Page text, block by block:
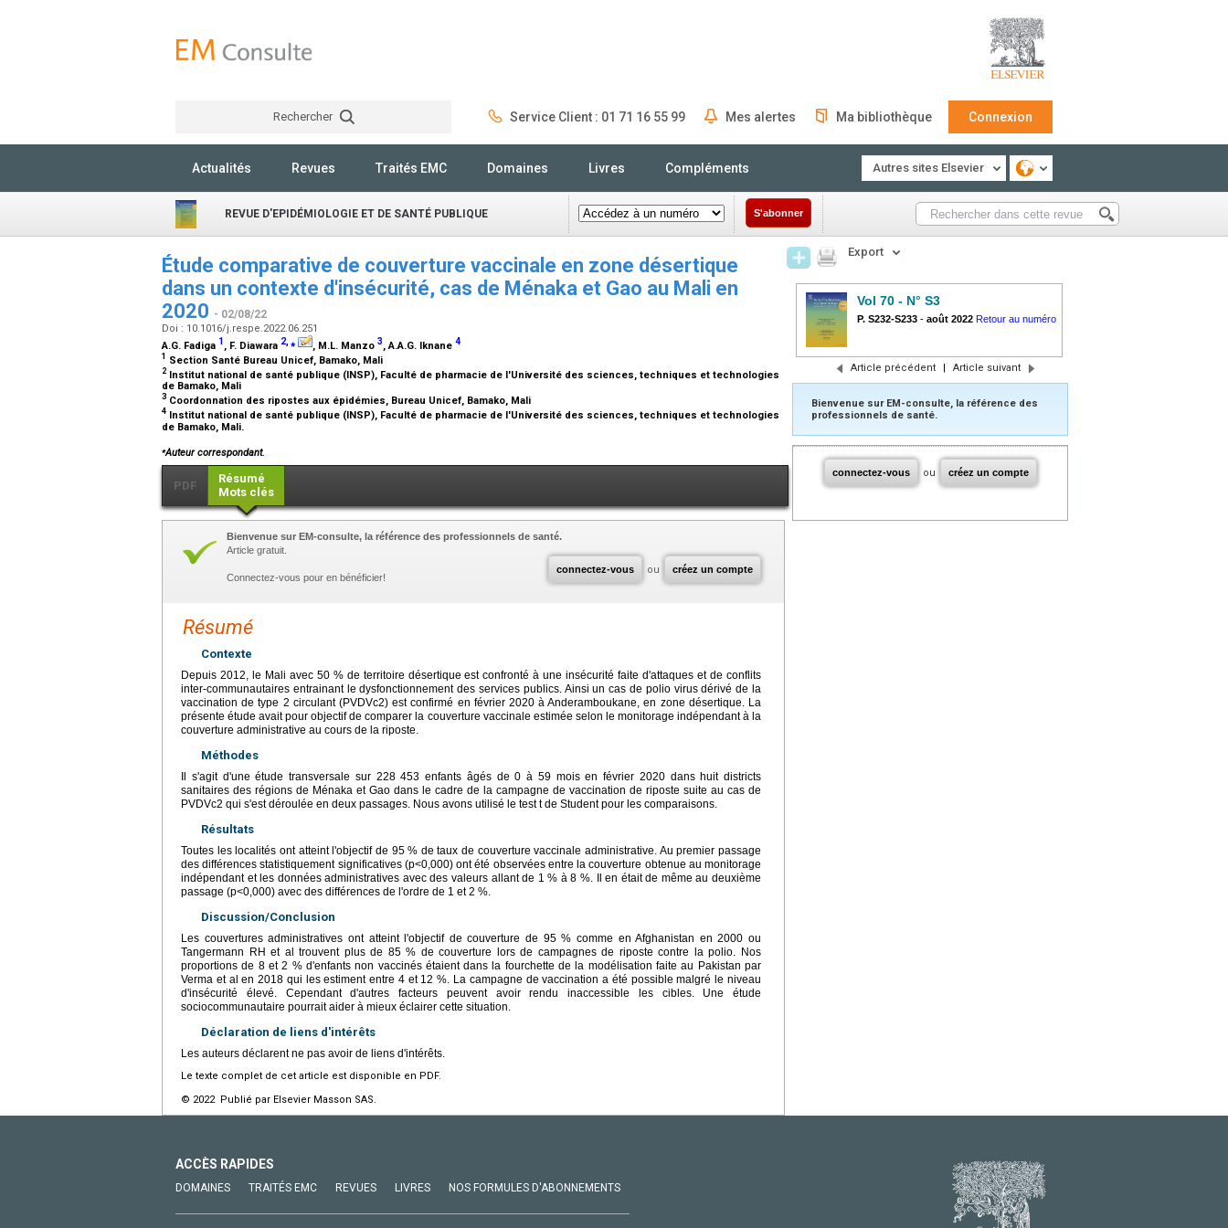
Rechercher Service Client : 01 71 16 55 99 Mes alertes Ma bibliothèque Connexion
Actualités Revues Traités EMC Domaines Livres Compléments Autres sites Elsevier
REVUE D'EPIDÉMIOLOGIE ET DE SANTÉ PUBLIQUE S'abonner
Étude comparative de couverture vaccinale en zone désertique
dans un contexte d'insécurité, cas de Ménaka et Gao au Mali en
2020 - 02/08/22
Doi : 10.1016/j.respe.2022.06.251
A.G. Fadiga 1 , F. Diawara 2,⁎ , M.L. Manzo 3, A.A.G. Iknane 4
1 Section Santé Bureau Unicef, Bamako, Mali
2 Institut national de santé publique (INSP), Faculté de pharmacie de l'Université des sciences, techniques et technologies
de Bamako, Mali
3 Coordonnation des ripostes aux épidémies, Bureau Unicef, Bamako, Mali
4 Institut national de santé publique (INSP), Faculté de pharmacie de l'Université des sciences, techniques et technologies
de Bamako, Mali.
⁎Auteur correspondant.
PDF
Résumé
Mots clés
connectez-vous ou créez un compte
Bienvenue sur EM-consulte, la référence des professionnels de santé.
Article gratuit.
Connectez-vous pour en bénéficier!
Résumé
Contexte
Depuis 2012, le Mali avec 50 % de territoire désertique est confronté à une insécurité faite d'attaques et de conflits
inter-communautaires entrainant le dysfonctionnement des services publics. Ainsi un cas de polio virus dérivé de la
vaccination de type 2 circulant (PVDVc2) est confirmé en février 2020 à Anderamboukane, en zone désertique. La
présente étude avait pour objectif de comparer la couverture vaccinale estimée selon le monitorage indépendant à la
couverture administrative au cours de la riposte.
Méthodes
Il s'agit d'une étude transversale sur 228 453 enfants âgés de 0 à 59 mois en février 2020 dans huit districts
sanitaires des régions de Ménaka et Gao dans le cadre de la campagne de vaccination de riposte suite au cas de
PVDVc2 qui s'est déroulée en deux passages. Nous avons utilisé le test t de Student pour les comparaisons.
Résultats
Toutes les localités ont atteint l'objectif de 95 % de taux de couverture vaccinale administrative. Au premier passage
des différences statistiquement significatives (p<0,000) ont été observées entre la couverture obtenue au monitorage
indépendant et les données administratives avec des valeurs allant de 1 % à 8 %. Il en était de même au deuxième
passage (p<0,000) avec des différences de l'ordre de 1 et 2 %.
Discussion/Conclusion
Les couvertures administratives ont atteint l'objectif de couverture de 95 % comme en Afghanistan en 2000 ou
Tangermann RH et al trouvent plus de 85 % de couverture lors de campagnes de riposte contre la polio. Nos
proportions de 8 et 2 % d'enfants non vaccinés étaient dans la fourchette de la modélisation faite au Pakistan par
Verma et al en 2018 qui les estiment entre 4 et 12 %. La campagne de vaccination a été possible malgré le niveau
d'insécurité élevé. Cependant d'autres facteurs peuvent avoir rendu inaccessible les cibles. Une étude
sociocommunautaire pourrait aider à mieux éclairer cette situation.
Déclaration de liens d'intérêts
Les auteurs déclarent ne pas avoir de liens d'intérêts.
Le texte complet de cet article est disponible en PDF.
© 2022 Publié par Elsevier Masson SAS.
Export
Vol 70 - N° S3
P. S232-S233 - août 2022 Retour au numéro
Article précédent | Article suivant
Bienvenue sur EM-consulte, la référence des
professionnels de santé.
connectez-vous ou créez un compte
ACCÈS RAPIDES
DOMAINES TRAITÉS EMC REVUES LIVRES NOS FORMULES D'ABONNEMENTS